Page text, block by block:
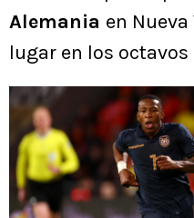
Alemania en
lugar en los